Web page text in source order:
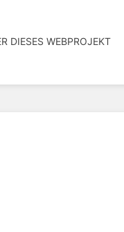
DIESES WEBPROJEKT